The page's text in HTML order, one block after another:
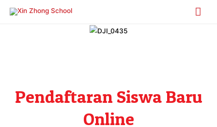
Pendaftaran Siswa Baru
Online